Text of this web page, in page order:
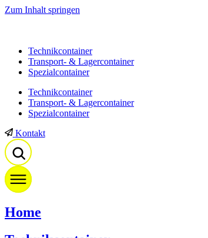
Zum Inhalt springen
Technikcontainer
Transport- & Lagercontainer
Spezialcontainer
Technikcontainer
Transport- & Lagercontainer
Spezialcontainer
Kontakt
Home